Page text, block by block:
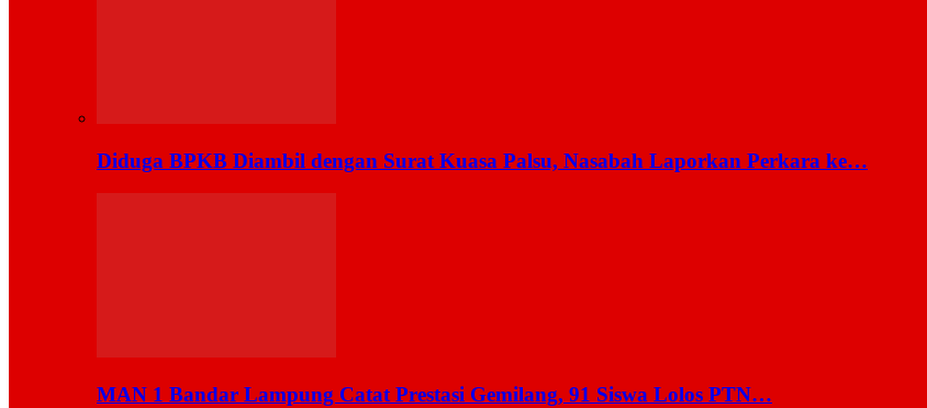
Diduga BPKB Diambil dengan Surat Kuasa Palsu, Nasabah Laporkan Perkara ke…
MAN 1 Bandar Lampung Catat Prestasi Gemilang, 91 Siswa Lolos PTN…